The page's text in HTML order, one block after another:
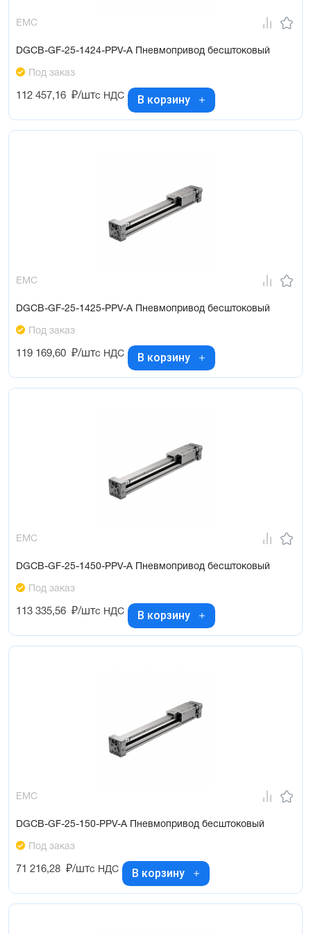
EMC
DGCB-GF-25-1424-PPV-A Пневмопривод бесштоковый
Под заказ
112 457,16 ₽/штс НДС В корзину
EMC
DGCB-GF-25-1425-PPV-A Пневмопривод бесштоковый
Под заказ
119 169,60 ₽/штс НДС В корзину
EMC
DGCB-GF-25-1450-PPV-A Пневмопривод бесштоковый
Под заказ
113 335,56 ₽/штс НДС В корзину
EMC
DGCB-GF-25-150-PPV-A Пневмопривод бесштоковый
Под заказ
71 216,28 ₽/штс НДС В корзину